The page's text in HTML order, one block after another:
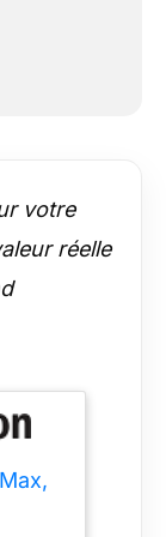
votre
réelle